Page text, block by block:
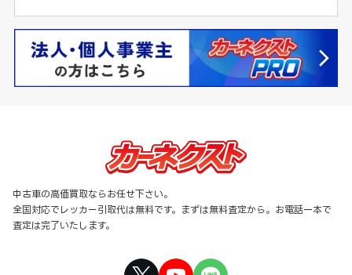
中古車の高価買取ならお任せ下さい。
全国対応でレッカー引取代は無料です。まずは無料査定から。お電話一本で
査定は完了いたします。